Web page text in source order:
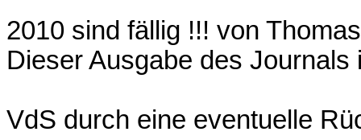
2010 sind fällig !!! von
Dieser Ausgabe des
VdS durch eine eventuelle